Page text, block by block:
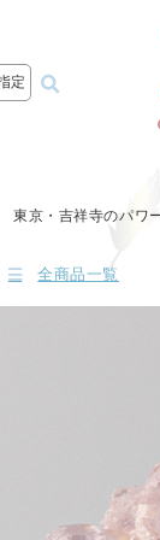
定
東京・吉祥寺のパワ
全商品一覧